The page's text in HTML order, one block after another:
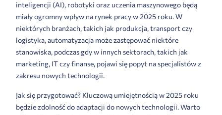
inteligencji (AI), robotyki oraz uczenia maszynowego będą
miały ogromny wpływ na rynek pracy w 2025 roku. W
niektórych branżach, takich jak produkcja, transport czy
logistyka, automatyzacja może zastępować niektóre
stanowiska, podczas gdy w innych sektorach, takich jak
marketing, IT czy finanse, pojawi się popyt na specjalistów z
zakresu nowych technologii.
Jak się przygotować? Kluczową umiejętnością w 2025 roku
będzie zdolność do adaptacji do nowych technologii. Warto